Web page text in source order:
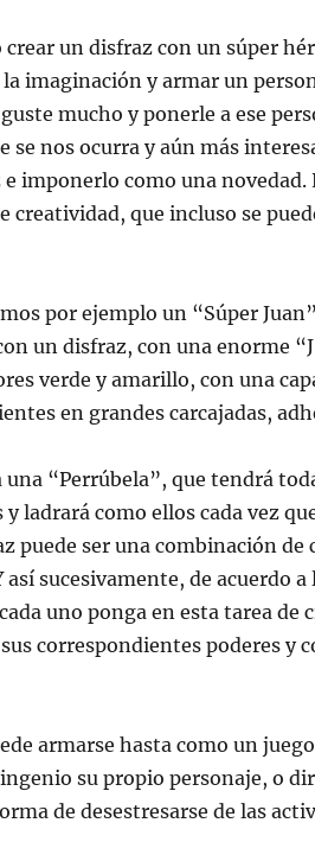
crear un disfraz con un súper
imaginación y armar un
mucho y ponerle a ese
se nos ocurra y aún más
imponerlo como una novedad.
creatividad, que incluso se
por ejemplo un “Súper
un disfraz, con una enorme
verde y amarillo, con una
en grandes carcajadas,
una “Perrúbela”, que tendrá
ladrará como ellos cada vez
puede ser una combinación de
sucesivamente, de acuerdo a
uno ponga en esta tarea de
correspondientes poderes y
armarse hasta como un
su propio personaje, o
de desestresarse de las